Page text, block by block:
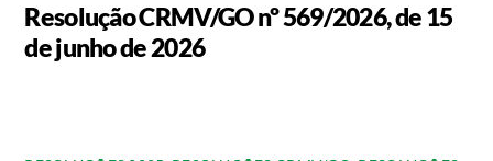
Resolução CRMV/GO nº 569/2026, de 15
de junho de 2026